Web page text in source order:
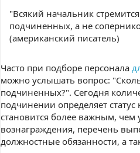
"Всякий начальник
подчиненных, а не
(американский писатель)
Часто при подборе персонала
можно услышать вопрос:
подчиненных?". Сегодня
подчинении определяет
становится более важным, чем
вознаграждения, перечень
должностные обязанности, а